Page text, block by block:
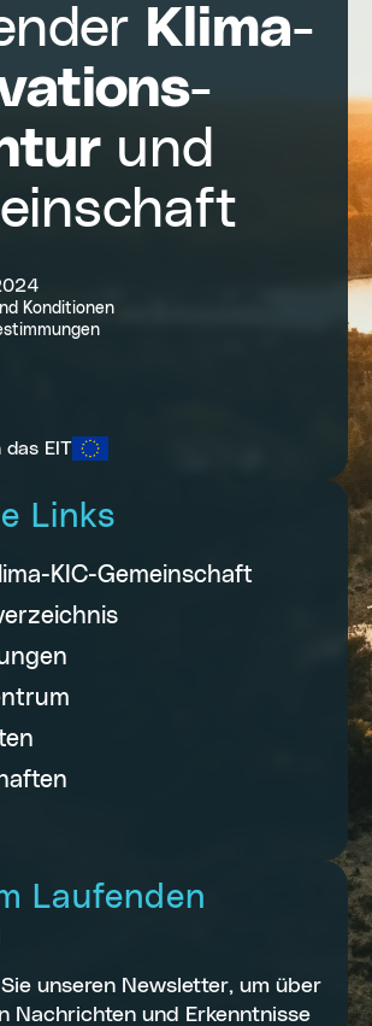
Klima-
und
Konditionen
das EIT
Links
KIC-Gemeinschaft
Laufenden
unseren Newsletter, um über
Nachrichten und Erkenntnisse